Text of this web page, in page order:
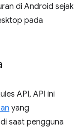
di Android sejak
pada
API, API ini
yang
saat pengguna